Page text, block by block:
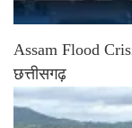
Assam Flood
छत्तीसगढ़